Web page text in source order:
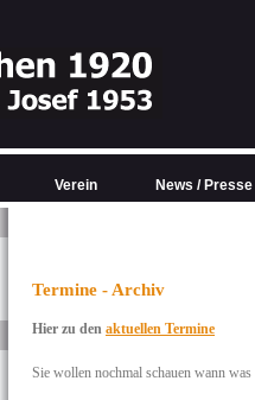
Termine - Archiv
Hier zu den aktuellen Termine
Sie wollen nochmal schauen wann
Verein News / Presse